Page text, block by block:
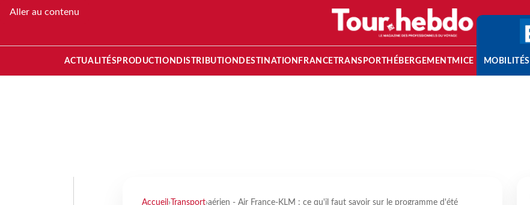
Aller au contenu
ACTUALITÉS PRODUCTION DISTRIBUTION DESTINATION FRANCETRANSPORT HÉBERGEMENTMICE MOBILITÉS
Accueil › Transport›aérien - Air France-KLM : ce qu'il faut savoir sur le programme d'été